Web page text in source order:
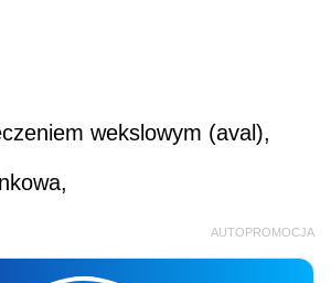
wekslowym (aval),
AUTOPROMOCJA